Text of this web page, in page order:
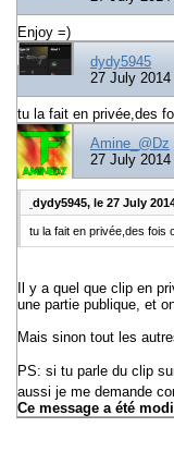
Enjoy =)
dydy5945
27 July 2014
tu la fait en privée,des
Amine_@Dz
27 July 2014
dydy5945, le 27 July
tu la fait en privée,des fois
Il y a quel que clip en
une partie publique, et
Mais sinon tout les
PS: si tu parle du clip
aussi je me demande
Ce message a été